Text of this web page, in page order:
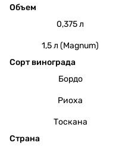
Объем
0,375 л
1,5 л (Magnum)
Сорт винограда
Бордо
Риоха
Тоскана
Страна